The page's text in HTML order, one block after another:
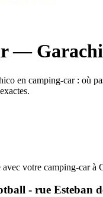
—
en camping-car : où
votre camping-car à
- rue Esteban